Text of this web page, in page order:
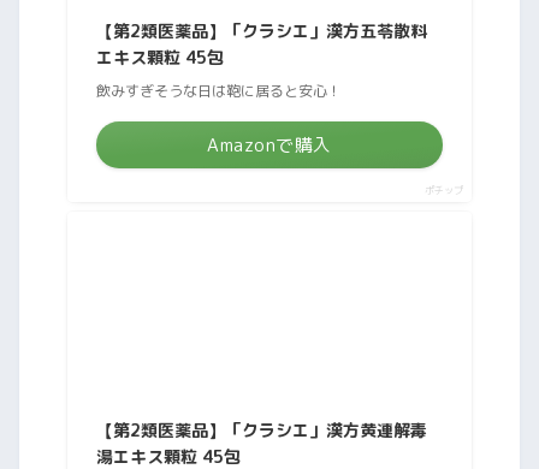
【第2類医薬品】「クラシエ」漢方五苓散料
エキス顆粒 45包
飲みすぎそうな日は鞄に居ると安心！
Amazonで購入
ポチップ
【第2類医薬品】「クラシエ」漢方黄連解毒
湯エキス顆粒 45包